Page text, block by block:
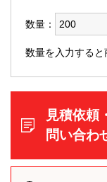
数量：
数量を入力する
見積依頼
問い合わ